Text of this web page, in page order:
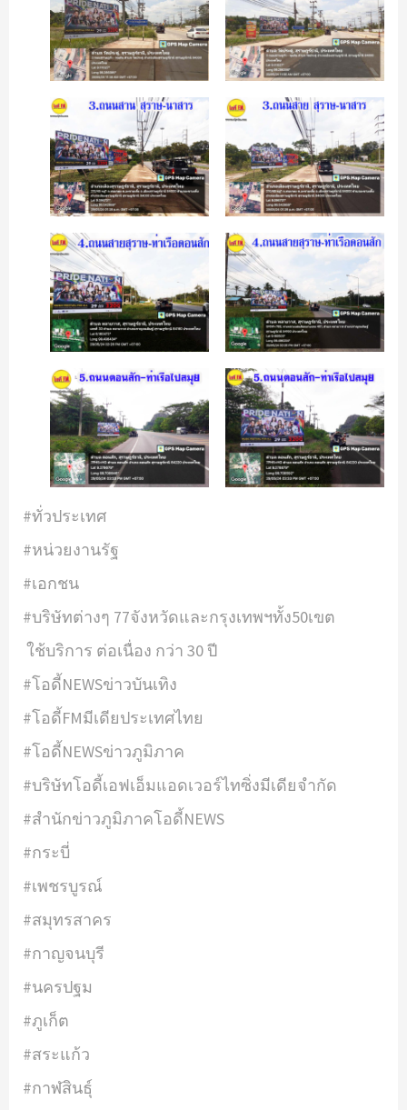
#ทั่วประเทศ
#หน่วยงานรัฐ
#เอกชน
#บริษัทต่างๆ 77จังหวัดและกรุงเทพฯทั้ง50เขต
ใช้บริการ ต่อเนื่อง กว่า 30 ปี
#โอดี้NEWSข่าวบันเทิง
#โอดี้FMมีเดียประเทศไทย
#โอดี้NEWSข่าวภูมิภาค
#บริษัทโอดี้เอฟเอ็มแอดเวอร์ไทซิ่งมีเดียจำกัด
#สำนักข่าวภูมิภาคโอดี้NEWS
#กระบี่
#เพชรบูรณ์
#สมุทรสาคร
#กาญจนบุรี
#นครปฐม
#ภูเก็ต
#สระแก้ว
#กาฬสินธุ์